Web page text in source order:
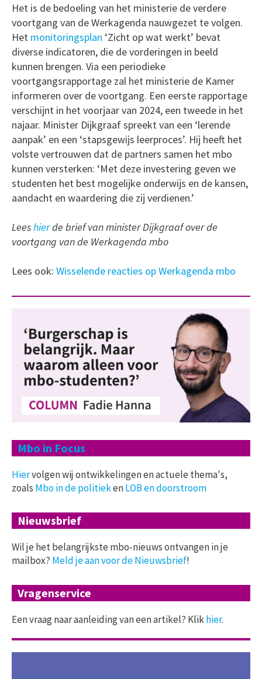
Het is de bedoeling van het ministerie de verdere
voortgang van de Werkagenda nauwgezet te volgen.
Het monitoringsplan ‘Zicht op wat werkt’ bevat
diverse indicatoren, die de vorderingen in beeld
kunnen brengen. Via een periodieke
voortgangsrapportage zal het ministerie de Kamer
informeren over de voortgang. Een eerste rapportage
verschijnt in het voorjaar van 2024, een tweede in het
najaar. Minister Dijkgraaf spreekt van een ‘lerende
aanpak’ en een ‘stapsgewijs leerproces’. Hij heeft het
volste vertrouwen dat de partners samen het mbo
kunnen versterken: ‘Met deze investering geven we
studenten het best mogelijke onderwijs en de kansen,
aandacht en waardering die zij verdienen.’
Leeshierde brief van minister Dijkgraaf over de
voortgang van de Werkagenda mbo
Lees ook: Wisselende reacties op Werkagenda mbo
Mbo in Focus
Hiervolgen wij ontwikkelingen en actuele thema's,
zoals Mbo in de politiekenLOB en doorstroom
Nieuwsbrief
Wil je het belangrijkste mbo-nieuws ontvangen in je
mailbox? Meld je aan voor de Nieuwsbrief!
Vragenservice
Een vraag naar aanleiding van een artikel? Klikhier.